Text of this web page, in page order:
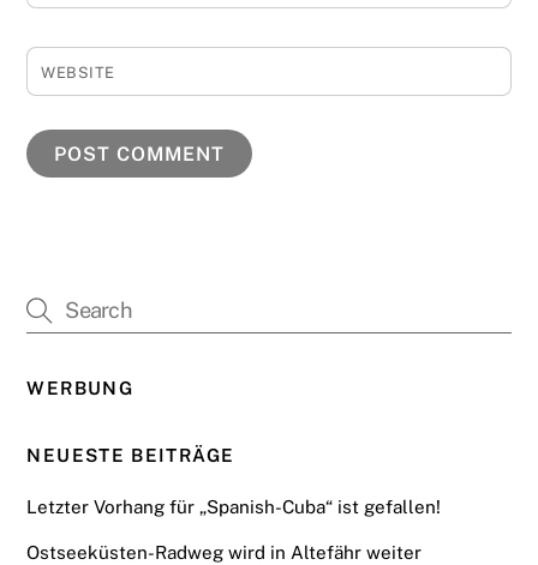
WEBSITE
WERBUNG
NEUESTE BEITRÄGE
Letzter Vorhang für „Spanish-Cuba“ ist gefallen!
Ostseeküsten-Radweg wird in Altefähr weiter